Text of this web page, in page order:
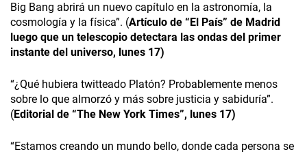
Big Bang abrirá un nuevo capítulo en la astronomía, la
cosmología y la física”. (Artículo de “El País” de Madrid
luego que un telescopio detectara las ondas del primer
instante del universo, lunes 17)
“¿Qué hubiera twitteado Platón? Probablemente menos
sobre lo que almorzó y más sobre justicia y sabiduría”.
(Editorial de “The New York Times”, lunes 17)
“Estamos creando un mundo bello, donde cada persona se